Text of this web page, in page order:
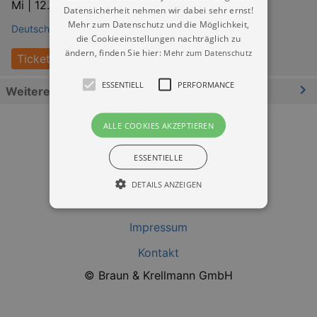
Mi | 12.08.2026 | 09:00
Deutsches Hygiene-Museum Dresden
Tickets
Weitere Informationen
Impressum
Kontakt
© Braun & Krellmann GmbH
Datensicherheit nehmen wir dabei sehr ernst!
Mehr zum Datenschutz und die Möglichkeit,
die Cookieeinstellungen nachträglich zu
ändern, finden Sie hier: Mehr zum Datenschutz
ESSENTIELL PERFORMANCE
ALLE COOKIES AKZEPTIEREN
ESSENTIELLE
DETAILS ANZEIGEN
grundlegenden Funktionen unserer Webseite